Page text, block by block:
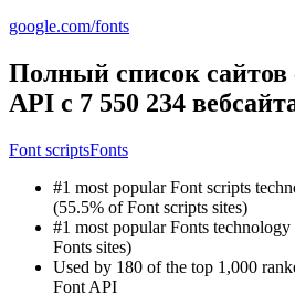
google.com/fonts
Полный список сайтов
API с 7 550 234
Font scriptsFonts
#1 most popular Font scripts
(55.5% of Font scripts sites)
#1 most popular Fonts
Fonts sites)
Used by 180 of the top 1,000
Font API